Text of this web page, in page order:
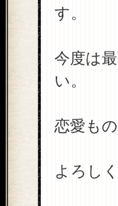
す。
今度は
い。
恋愛も
よろし